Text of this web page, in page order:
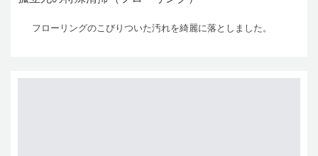
フローリングのこびりついた汚れを綺麗に落としました。